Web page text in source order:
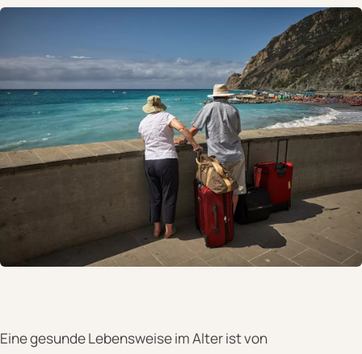
Eine gesunde Lebensweise im Alter ist von